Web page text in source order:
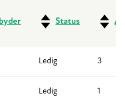
Status
Ledig 3
Ledig 1